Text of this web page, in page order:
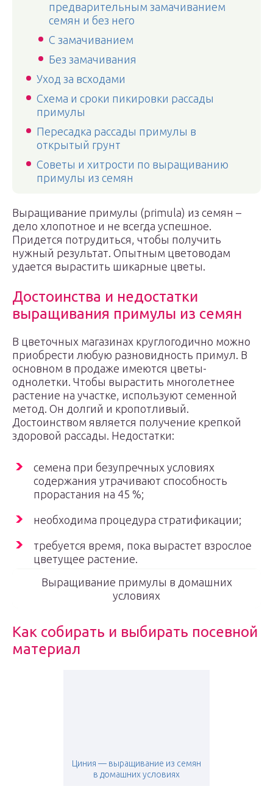
предварительным замачиванием
семян и без него
С замачиванием
Без замачивания
Уход за всходами
Схема и сроки пикировки рассады
примулы
Пересадка рассады примулы в
открытый грунт
Советы и хитрости по выращиванию
примулы из семян
Выращивание примулы (primula) из семян –
дело хлопотное и не всегда успешное.
Придется потрудиться, чтобы получить
нужный результат. Опытным цветоводам
удается вырастить шикарные цветы.
Достоинства и недостатки
выращивания примулы из семян
В цветочных магазинах круглогодично можно
приобрести любую разновидность примул. В
основном в продаже имеются цветы-
однолетки. Чтобы вырастить многолетнее
растение на участке, используют семенной
метод. Он долгий и кропотливый.
Достоинством является получение крепкой
здоровой рассады. Недостатки:
семена при безупречных условиях
содержания утрачивают способность
прорастания на 45 %;
необходима процедура стратификации;
требуется время, пока вырастет взрослое
цветущее растение.
Выращивание примулы в домашних
условиях
Как собирать и выбирать посевной
материал
Циния — выращивание из семян
в домашних условиях